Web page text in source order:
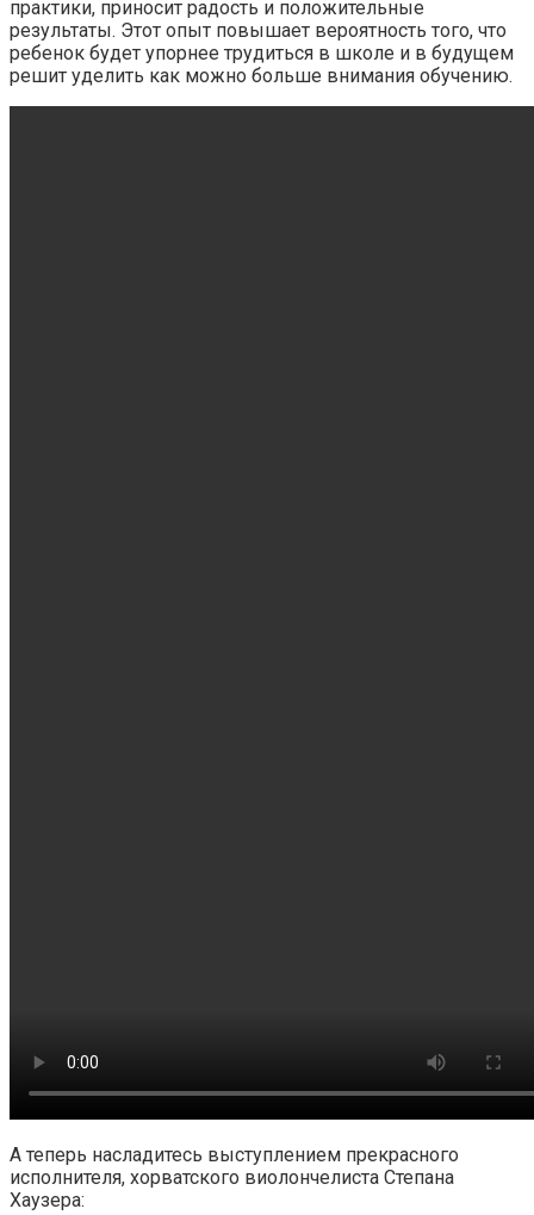
практики, приносит радость и положительные
результаты. Этот опыт повышает вероятность того, что
ребенок будет упорнее трудиться в школе и в будущем
решит уделить как можно больше внимания обучению.
А теперь насладитесь выступлением прекрасного
исполнителя, хорватского виолончелиста Степана
Хаузера: